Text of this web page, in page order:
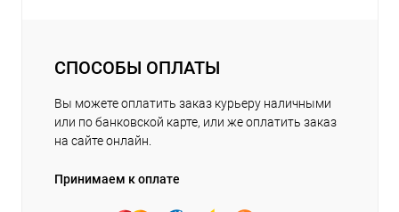
СПОСОБЫ ОПЛАТЫ
Вы можете оплатить заказ курьеру наличными
или по банковской карте, или же оплатить заказ
на сайте онлайн.
Принимаем к оплате